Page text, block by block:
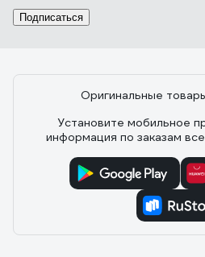
Евгений М.
проката. Расходники на АЛИ
определённой сноровке
121 отзыв
Отзыв об аппарате плазменной
Aurora AIRHOLD 45
Подписаться
Оригинальные
Установите мобильное
информация по заказам